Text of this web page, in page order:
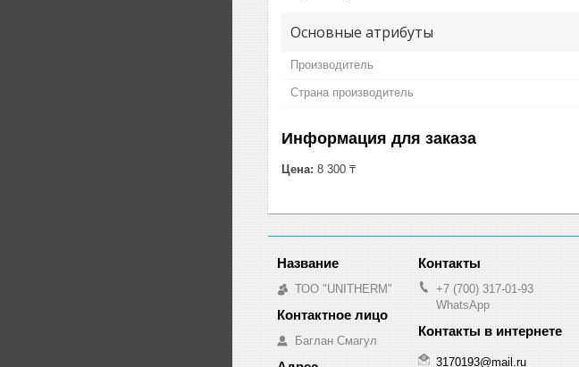
Основные атрибуты
Производитель
Страна производитель
Информация для заказа
Цена: 8 300 ₸
ТОО "UNITHERM"
Баглан Смагул
+7 (700) 317-01-93
WhatsApp
3170193@mail.ru